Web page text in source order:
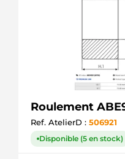
Roulement
Ref. AtelierD : 506921
Disponible (5 en stock)